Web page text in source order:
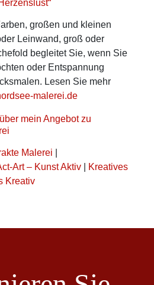
großen und kleinen
Leinwand, groß oder
begleitet Sie, wenn Sie
oder Entspannung
Lesen Sie mehr
malerei.de
mein Angebot zu
Malerei |
Art – Kunst Aktiv | Kreatives
Kreativ